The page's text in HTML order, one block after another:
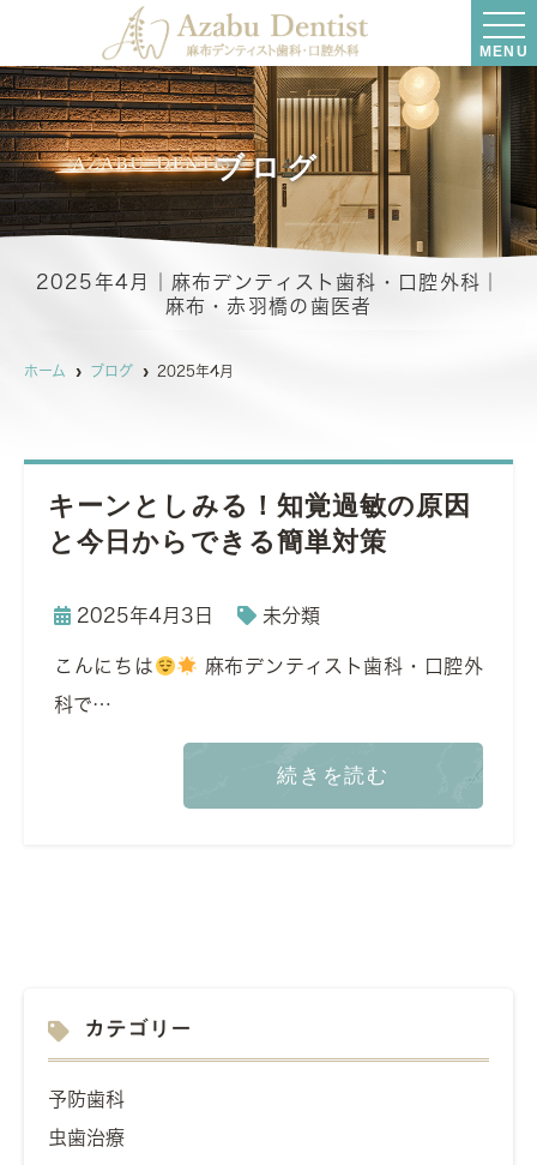
MENU
ブログ
2025年4月｜麻布デンティスト歯科・口腔外科｜
麻布・赤羽橋の歯医者
ホーム ブログ 2025年4月
キーンとしみる！知覚過敏の原因
と今日からできる簡単対策
2025年4月3日 未分類
こんにちは
麻布デンティスト歯科・口腔外
科で…
続きを読む
カテゴリー
予防歯科
虫歯治療